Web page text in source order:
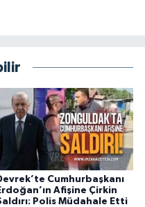
Cumhurbaşkanı
Afişine Çirkin
Polis Müdahale Etti